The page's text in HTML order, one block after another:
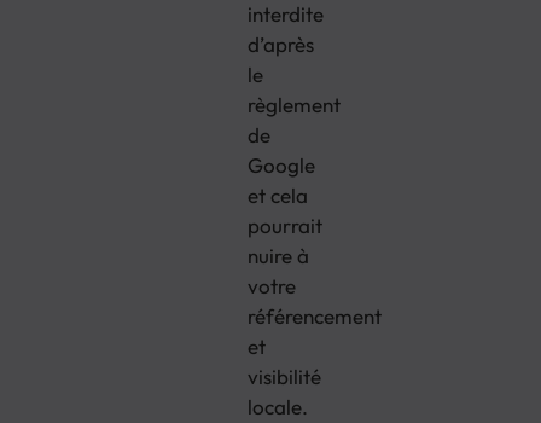
interdite
d’après
le
règlement
de
Google
et cela
pourrait
nuire à
votre
référencement
et
visibilité
locale.